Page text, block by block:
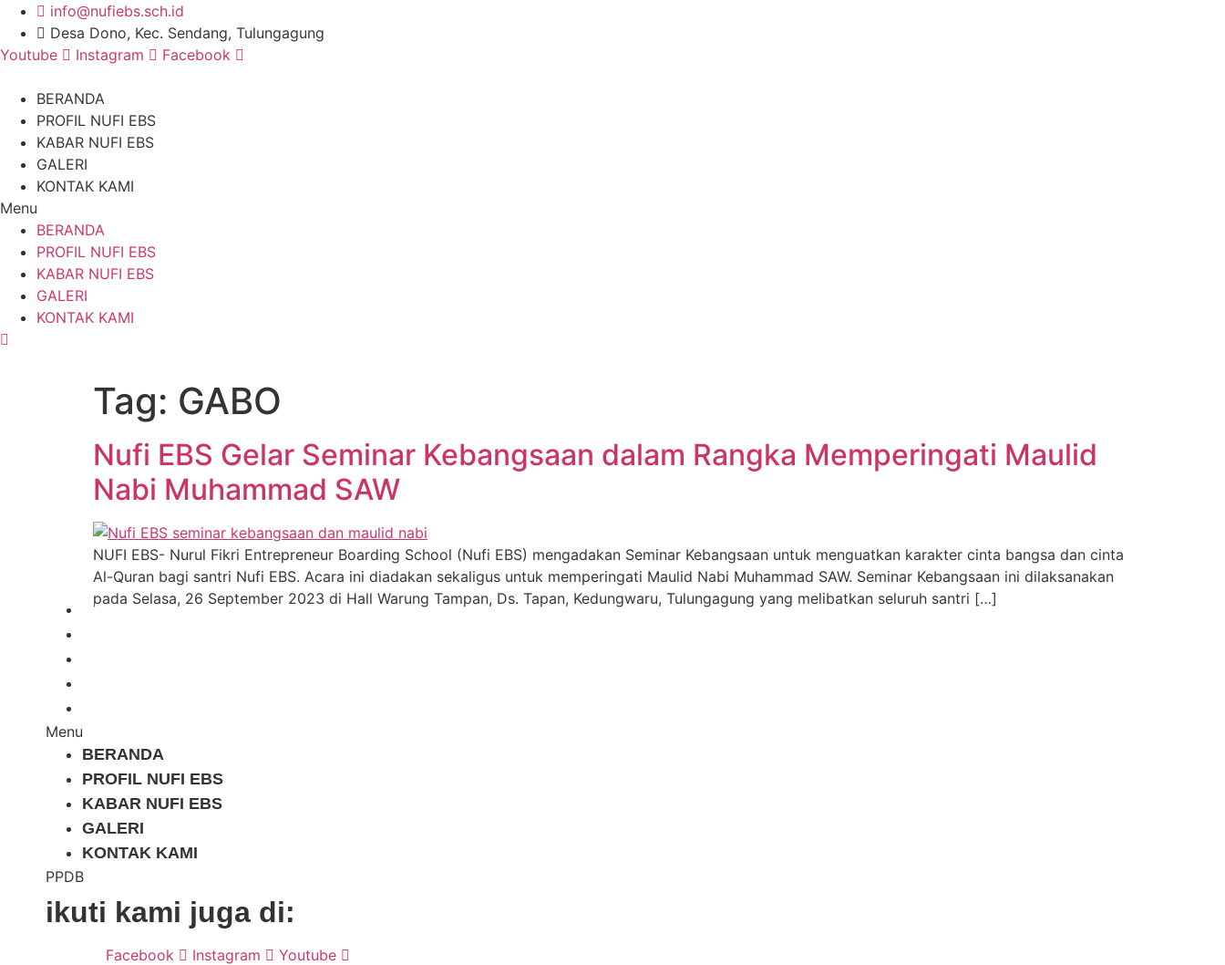
Skip
content
info@nufiebs.sch.id
Desa Dono, Kec. Sendang, Tulungagung
Youtube
Instagram Facebook
BERANDA
PROFIL NUFI EBS
KABAR NUFI EBS
GALERI
KONTAK KAMI
Menu
BERANDA
PROFIL NUFI EBS
KABAR NUFI EBS
GALERI
KONTAK KAMI
Tag: GABO
Nufi EBS Gelar Seminar Kebangsaan dalam Rangka Memperingati Maulid
Nabi Muhammad SAW
NUFI EBS- Nurul Fikri Entrepreneur Boarding School (Nufi EBS) mengadakan Seminar Kebangsaan untuk menguatkan karakter cinta bangsa dan cinta
Al-Quran bagi santri Nufi EBS. Acara ini diadakan sekaligus untuk memperingati Maulid Nabi Muhammad SAW. Seminar Kebangsaan ini dilaksanakan
pada Selasa, 26 September 2023 di Hall Warung Tampan, Ds. Tapan, Kedungwaru, Tulungagung yang melibatkan seluruh santri […]
BERANDA
Menu
BERANDA
PROFIL NUFI EBS
KABAR NUFI EBS
GALERI
KONTAK KAMI
PPDB
ikuti kami juga di:
Facebook Instagram Youtube